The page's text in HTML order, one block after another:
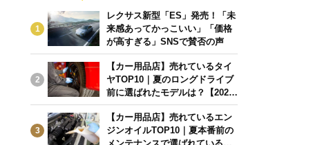
1
レクサス新型「ES」発売！「未
来感あってかっこいい」「価格
が高すぎる」SNSで賛否の声
2
【カー用品店】売れているタイ
ヤTOP10｜夏のロングドライブ
前に選ばれたモデルは？【2026
年6月版】
3
【カー用品店】売れているエン
ジンオイルTOP10｜夏本番前の